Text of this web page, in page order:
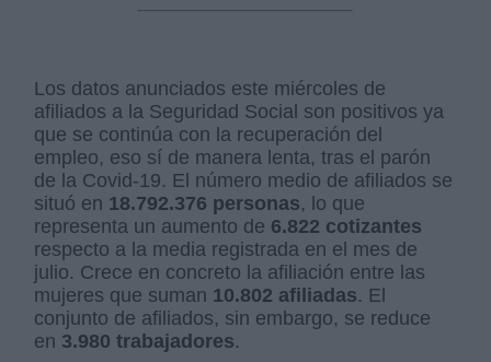
Los datos anunciados este miércoles de
afiliados a la Seguridad Social son positivos ya
que se continúa con la recuperación del
empleo, eso sí de manera lenta, tras el parón
de la Covid-19. El número medio de afiliados se
situó en 18.792.376 personas, lo que
representa un aumento de 6.822 cotizantes
respecto a la media registrada en el mes de
julio. Crece en concreto la afiliación entre las
mujeres que suman 10.802 afiliadas. El
conjunto de afiliados, sin embargo, se reduce
en 3.980 trabajadores.